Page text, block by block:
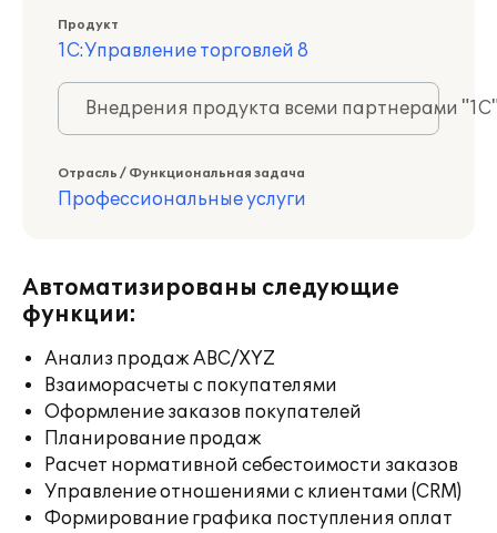
Продукт
1С:Управление торговлей 8
Внедрения продукта всеми партнерами
Отрасль / Функциональная задача
Профессиональные услуги
Автоматизированы следующие
функции:
Анализ продаж ABC/XYZ
Взаиморасчеты с покупателями
Оформление заказов покупателей
Планирование продаж
Расчет нормативной себестоимости заказов
Управление отношениями с клиентами (CRM)
Формирование графика поступления оплат